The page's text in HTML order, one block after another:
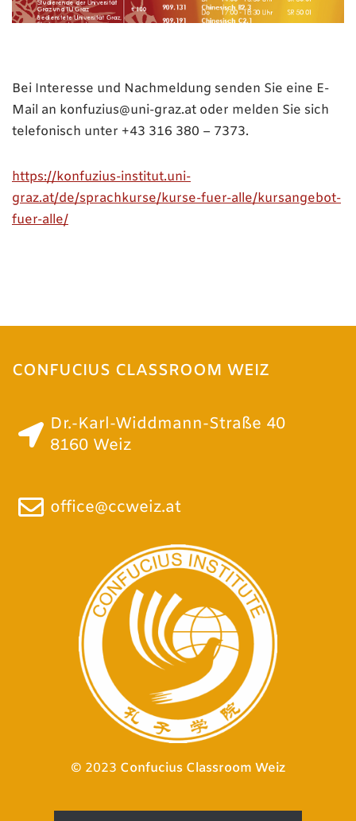
Bei Interesse und Nachmeldung senden Sie eine E-
Mail an konfuzius@uni-graz.at oder melden Sie sich
telefonisch unter +43 316 380 – 7373.
https://konfuzius-institut.uni-
graz.at/de/sprachkurse/kurse-fuer-alle/kursangebot-
fuer-alle/
CONFUCIUS CLASSROOM WEIZ
Dr.-Karl-Widdmann-Straße 40
8160 Weiz
office@ccweiz.at
© 2023 Confucius Classroom Weiz